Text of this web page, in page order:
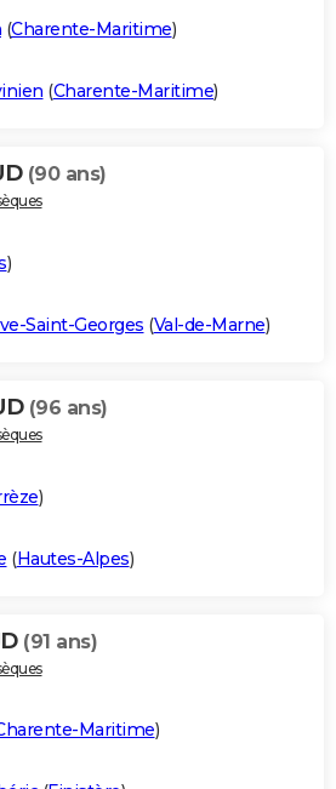
(Charente-Maritime)
(Charente-Maritime)
(90 ans)
)
Saint-Georges (Val-de-Marne)
(96 ans)
)
(Hautes-Alpes)
(91 ans)
Maritime)